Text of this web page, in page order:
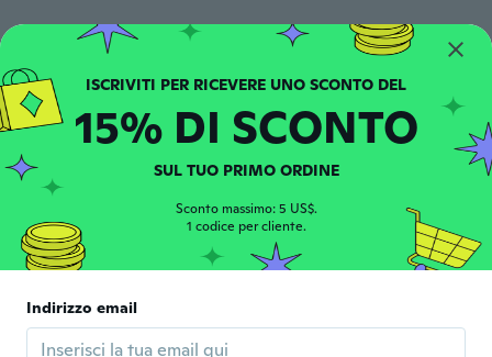
NameDeleted
H Iscrizione dal 2016 · 36 recensioni ·
circa 7 anni fa
Katsumi
写真と全く同じで、色もとても綺麗‼️
15% DI SCONTO
SUL TUO PRIMO ORDINE
Sconto massimo: 5 US$.
1 codice per cliente.
Indirizzo email